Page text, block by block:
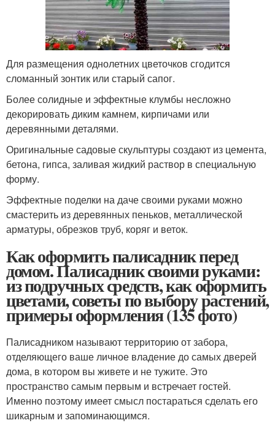
Для размещения однолетних цветочков сгодится
сломанный зонтик или старый сапог.
Более солидные и эффектные клумбы несложно
декорировать диким камнем, кирпичами или
деревянными деталями.
Оригинальные садовые скульптуры создают из цемента,
бетона, гипса, заливая жидкий раствор в специальную
форму.
Эффектные поделки на даче своими руками можно
смастерить из деревянных пеньков, металлической
арматуры, обрезков труб, коряг и веток.
Как оформить палисадник перед
домом. Палисадник своими руками:
из подручных средств, как оформить
цветами, советы по выбору растений,
примеры оформления (135 фото)
Палисадником называют территорию от забора,
отделяющего ваше личное владение до самых дверей
дома, в котором вы живете и не тужите. Это
пространство самым первым и встречает гостей.
Именно поэтому имеет смысл постараться сделать его
шикарным и запоминающимся.